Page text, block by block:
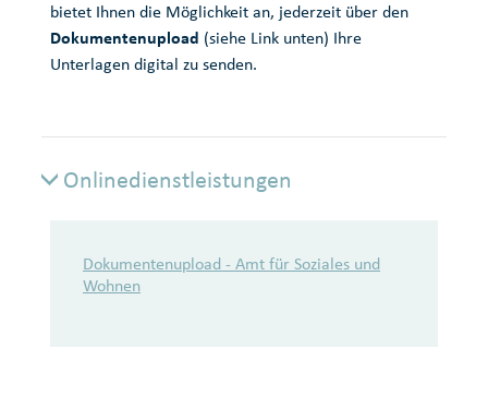
bietet Ihnen die Möglichkeit an, jederzeit über den
Dokumentenupload (siehe Link unten) Ihre
Unterlagen digital zu senden.
Onlinedienstleistungen
Onlinedienstleistungen
Dokumentenupload - Amt für Soziales und
Wohnen